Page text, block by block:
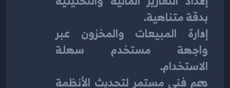
بدقة متناهية.
إدارة المبيعات والمخزون عبر
الاستخدام.